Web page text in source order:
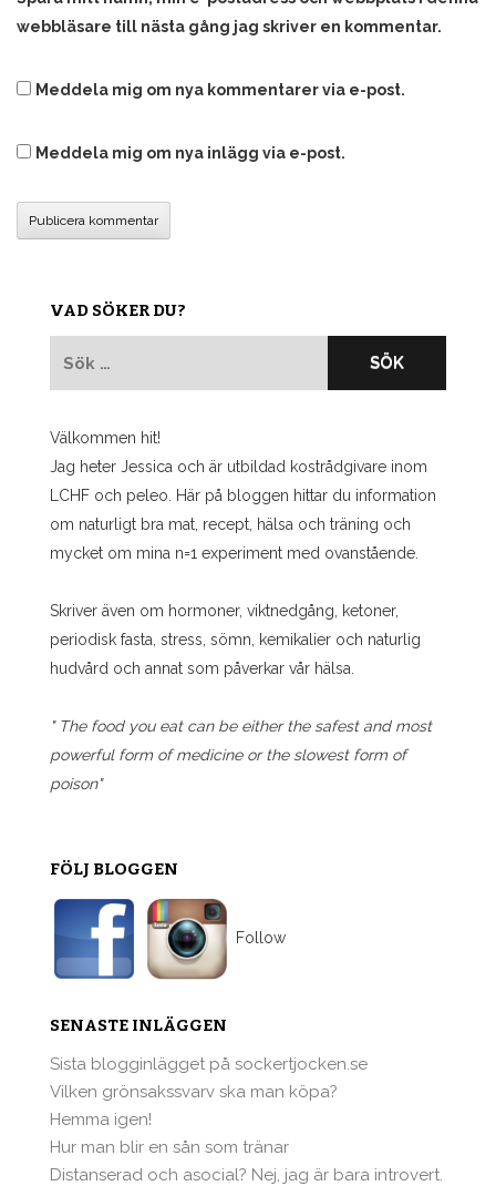
webbläsare till nästa gång jag skriver en kommentar.
Meddela mig om nya kommentarer via e-post.
Meddela mig om nya inlägg via e-post.
VAD SÖKER DU?
Välkommen hit!
Jag heter Jessica och är utbildad kostrådgivare inom
LCHF och peleo. Här på bloggen hittar du information
om naturligt bra mat, recept, hälsa och träning och
mycket om mina n=1 experiment med ovanstående.
Skriver även om hormoner, viktnedgång, ketoner,
periodisk fasta, stress, sömn, kemikalier och naturlig
hudvård och annat som påverkar vår hälsa.
" The food you eat can be either the safest and most
powerful form of medicine or the slowest form of
poison"
FÖLJ BLOGGEN
Follow
SENASTE INLÄGGEN
Sista blogginlägget på sockertjocken.se
Vilken grönsakssvarv ska man köpa?
Hemma igen!
Hur man blir en sån som tränar
Distanserad och asocial? Nej, jag är bara introvert.